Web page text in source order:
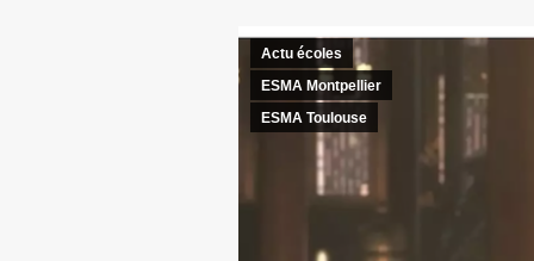
Actu écoles
ESMA Montpellier
ESMA Toulouse